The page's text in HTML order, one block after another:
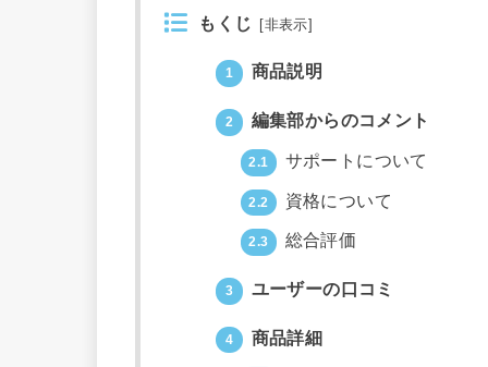
もくじ [非表示]
1 商品説明
2 編集部からのコメント
2.1 サポートについて
2.2 資格について
2.3 総合評価
3 ユーザーの口コミ
4 商品詳細